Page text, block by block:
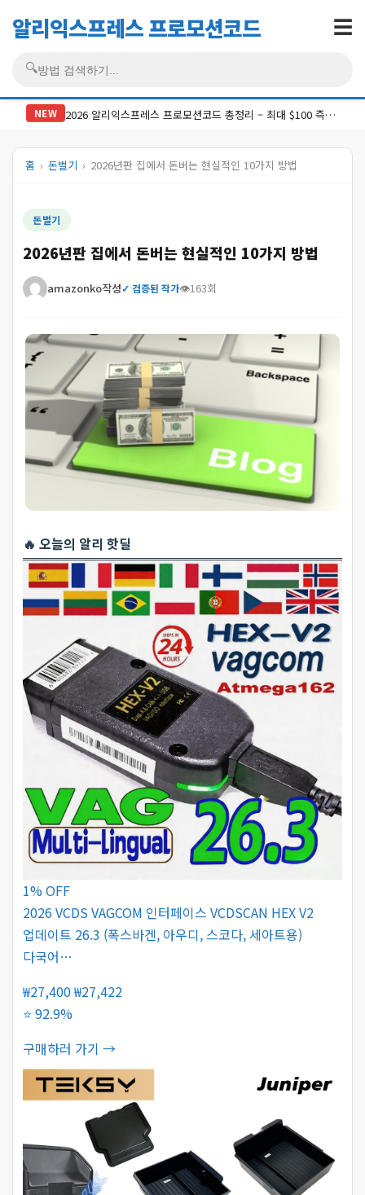
알리익스프레스 프로모션코드
검색
🔍
☰
NEW 2026 알리익스프레스 프로모션코드 총정리 – 최대 $100 즉시할인 코드 6종 + 적용법 [최신]
홈 › 돈벌기 › 2026년판 집에서 돈버는 현실적인 10가지 방법
돈벌기
2026년판 집에서 돈버는 현실적인 10가지 방법
amazonko작성✓ 검증된 작가👁163회
🔥 오늘의 알리 핫딜
1% OFF
2026 VCDS VAGCOM 인터페이스 VCDSCAN HEX V2
업데이트 26.3 (폭스바겐, 아우디, 스코다, 세아트용)
다국어…
₩27,400₩27,422
⭐ 92.9%
구매하러 가기 →